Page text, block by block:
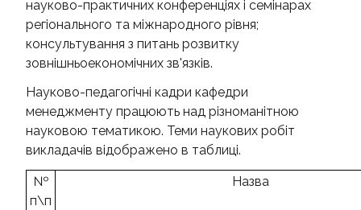
науково-практичних конференціях і семінарах
регіонального та міжнародного рівня;
консультування з питань розвитку
зовнішньоекономічних зв'язків.
Науково-педагогічні кадри кафедри
менеджменту працюють над різноманітною
науковою тематикою. Теми наукових робіт
викладачів відображено в таблиці.
№
п\п
Назва